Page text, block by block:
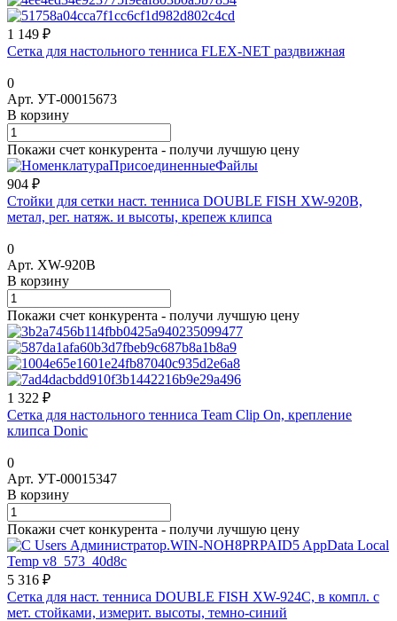
1 149 ₽
Сетка для настольного тенниса FLEX-NET раздвижная
0
Арт. УТ-00015673
В корзину
Покажи счет конкурента - получи лучшую цену
904 ₽
Стойки для сетки наст. тенниса DOUBLE FISH XW-920B,
метал, рег. натяж. и высоты, крепеж клипса
0
Арт. XW-920B
В корзину
Покажи счет конкурента - получи лучшую цену
1 322 ₽
Сетка для настольного тенниса Team Clip On, крепление
клипса Donic
0
Арт. УТ-00015347
В корзину
Покажи счет конкурента - получи лучшую цену
5 316 ₽
Сетка для наст. тенниса DOUBLE FISH XW-924C, в компл. с
мет. стойками, измерит. высоты, темно-синий